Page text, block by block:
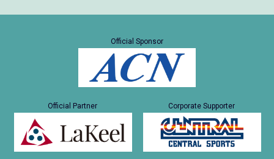
Official Sponsor
Official Partner Corporate Supporter